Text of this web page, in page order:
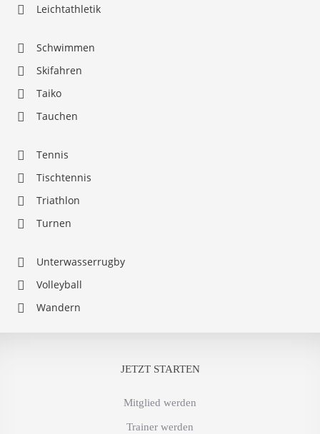
Leichtathletik
Schwimmen
Skifahren
Taiko
Tauchen
Tennis
Tischtennis
Triathlon
Turnen
Unterwasserrugby
Volleyball
Wandern
JETZT STARTEN
Mitglied werden
Trainer werden